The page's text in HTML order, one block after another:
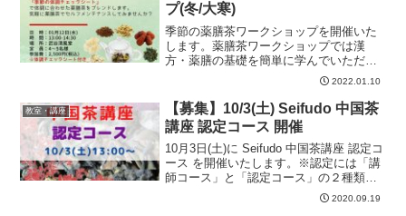
プ(冬/大寒)
季節の薬膳茶ワークショップを開催いた
します。薬膳茶ワークショップでは漢
方・薬膳の基礎を簡単に学んでいただ
き、「季節の体調チェックシート」で季
節に合わせた薬膳茶をブレンドしていた
だきます。冷え性、乾燥、不眠、腰痛な
どが気になる季節ですので、こ...
2022.01.10
教室・講座
【募集】10/3(土) Seifudo 中国茶
講座 認定コース 開催
10月3日(土)に Seifudo 中国茶講座 認定コ
ース を開催いたします。※認定には「講
師コース」と「認定コース」の２種類あ
り、今回開催のコースは「認定コース」
となります。■開催日2020年10月3日(土)
2020.09.19